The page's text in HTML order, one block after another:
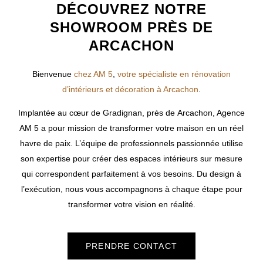
DÉCOUVREZ NOTRE
SHOWROOM PRÈS DE
ARCACHON
Bienvenue chez AM 5 votre spécialiste en rénovation
d’intérieurs et décoration à Arcachon
Implantée au cœur de Gradignan, près de Arcachon , Agence
AM 5 a pour mission de transformer votre maison en un réel
havre de paix. L’équipe de professionnels passionnée utilise
son expertise pour créer des espaces intérieurs sur mesure
qui correspondent parfaitement à vos besoins. Du design à
l’exécution, nous vous accompagnons à chaque étape pour
transformer votre vision en réalité.
PRENDRE CONTACT